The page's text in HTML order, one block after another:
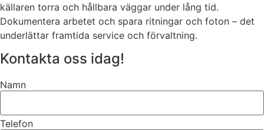
källaren torra och hållbara väggar under lång tid.
Dokumentera arbetet och spara ritningar och foton – det
underlättar framtida service och förvaltning.
Kontakta oss idag!
Namn
Telefon